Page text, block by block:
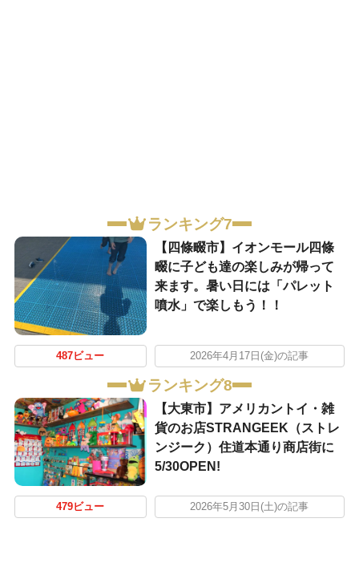
ランキング7
【四條畷市】イオンモール四條
畷に子ども達の楽しみが帰って
来ます。暑い日には「パレット
噴水」で楽しもう！！
487ビュー 2026年4月17日(金)の記事
ランキング8
【大東市】アメリカントイ・雑
貨のお店STRANGEEK（ストレ
ンジーク）住道本通り商店街に
5/30OPEN!
479ビュー 2026年5月30日(土)の記事